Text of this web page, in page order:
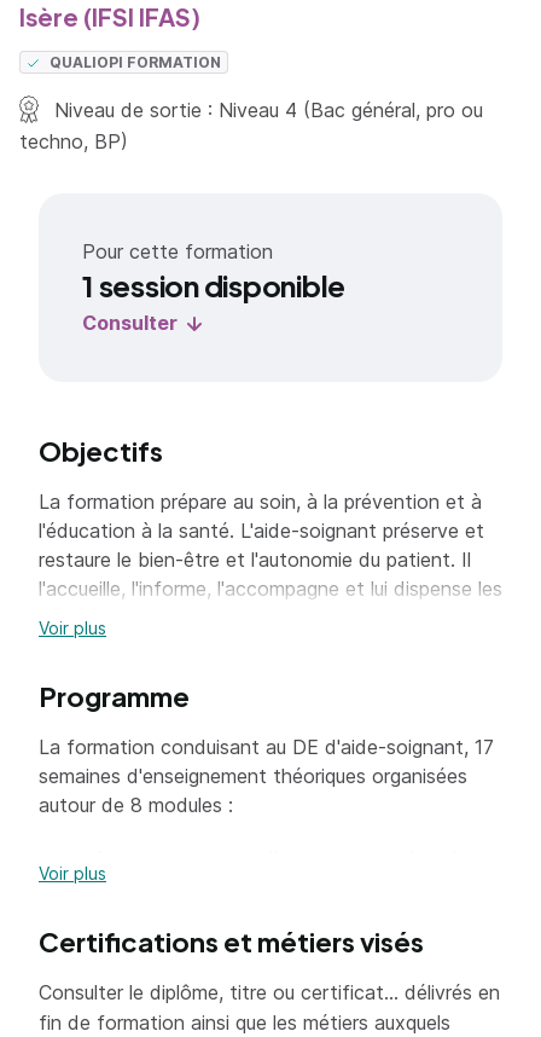
Isère (IFSI IFAS)
QUALIOPI FORMATION
Niveau de sortie : Niveau 4 (Bac général, pro ou
techno, BP)
Pour cette formation
1 session disponible
Consulter
Objectifs
La formation prépare au soin, à la prévention et à
l'éducation à la santé. L'aide-soignant préserve et
restaure le bien-être et l'autonomie du patient. Il
l'accueille, l'informe, l'accompagne et lui dispense les
soins d'hygiène et de confort, en s'adaptant à ses
mesure les principaux paramètres liés à son état de
santé, et transmet ses observations pour que soit
maintenue la continuité des soins.
Voir plus
Programme
La formation conduisant au DE d'aide-soignant, 17
semaines d'enseignement théoriques organisées
autour de 8 modules :
activités de la vie quotidienne
L'état clinique d'une personne
Ergonomie
Voir plus
Certifications et métiers visés
Consulter le diplôme, titre ou certificat... délivrés en
fin de formation ainsi que les métiers auxquels